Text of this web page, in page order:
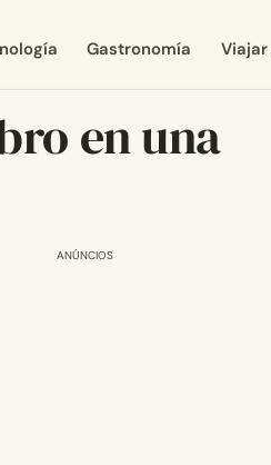
Gastronomía
en una
ANÚNCIOS